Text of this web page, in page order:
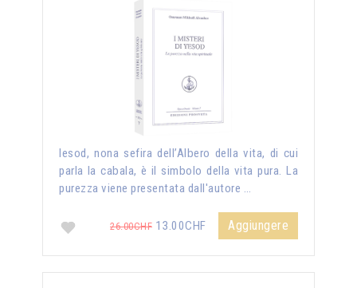
Iesod, nona sefira dell’Albero della vita, di cui
parla la cabala, è il simbolo della vita pura. La
purezza viene presentata dall'autore …
26.00CHF 13.00CHF Aggiungere